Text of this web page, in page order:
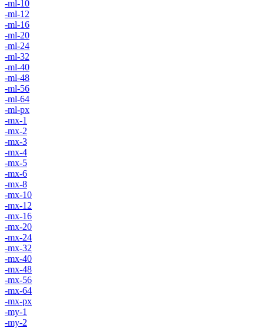
-ml-10
-ml-12
-ml-16
-ml-20
-ml-24
-ml-32
-ml-40
-ml-48
-ml-56
-ml-64
-ml-px
-mx-1
-mx-2
-mx-3
-mx-4
-mx-5
-mx-6
-mx-8
-mx-10
-mx-12
-mx-16
-mx-20
-mx-24
-mx-32
-mx-40
-mx-48
-mx-56
-mx-64
-mx-px
-my-1
-my-2